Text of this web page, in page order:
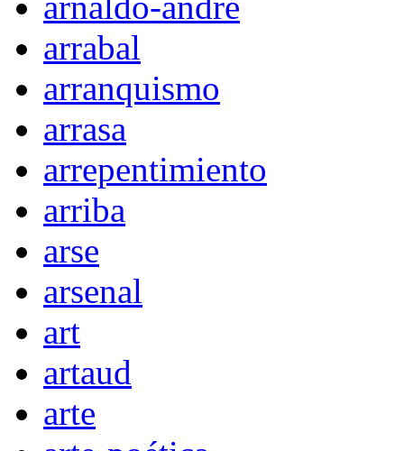
arrabal
arranquismo
arrasa
arrepentimiento
arriba
arse
arsenal
art
artaud
arte